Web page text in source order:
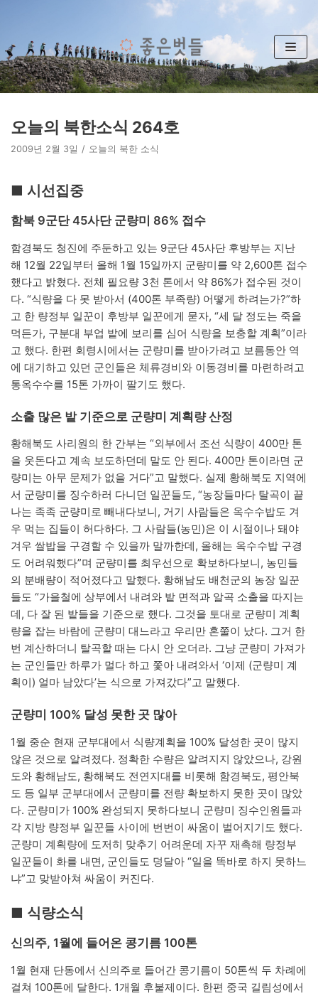
츠
로
건
뛰
기
오늘의 북한소식 264호
2009년 2월 3일 오늘의 북한 소식
■ 시선집중
함북 9군단 45사단 군량미 86% 접수
함경북도 청진에 주둔하고 있는 9군단 45사단 후방부는 지난
해 12월 22일부터 올해 1월 15일까지 군량미를 약 2,600톤 접수
했다고 밝혔다. 전체 필요량 3천 톤에서 약 86%가 접수된 것이
다. “식량을 다 못 받아서 (400톤 부족량) 어떻게 하려는가?”하
고 한 량정부 일꾼이 후방부 일꾼에게 묻자, “세 달 정도는 죽을
먹든가, 구분대 부업 밭에 보리를 심어 식량을 보충할 계획”이라
고 했다. 한편 회령시에서는 군량미를 받아가려고 보름동안 역
에 대기하고 있던 군인들은 체류경비와 이동경비를 마련하려고
통옥수수를 15톤 가까이 팔기도 했다.
소출 많은 밭 기준으로 군량미 계획량 산정
황해북도 사리원의 한 간부는 “외부에서 조선 식량이 400만 톤
을 웃돈다고 계속 보도하던데 말도 안 된다. 400만 톤이라면 군
량미는 아무 문제가 없을 거다”고 말했다. 실제 황해북도 지역에
서 군량미를 징수하러 다니던 일꾼들도, “농장들마다 탈곡이 끝
나는 족족 군량미로 빼내다보니, 거기 사람들은 옥수수밥도 겨
우 먹는 집들이 허다하다. 그 사람들(농민)은 이 시절이나 돼야
겨우 쌀밥을 구경할 수 있을까 말까한데, 올해는 옥수수밥 구경
도 어려워했다”며 군량미를 최우선으로 확보하다보니, 농민들
의 분배량이 적어졌다고 말했다. 황해남도 배천군의 농장 일꾼
들도 “가을철에 상부에서 내려와 밭 면적과 알곡 소출을 따지는
데, 다 잘 된 밭들을 기준으로 했다. 그것을 토대로 군량미 계획
량을 잡는 바람에 군량미 대느라고 우리만 혼쭐이 났다. 그거 한
번 계산하더니 탈곡할 때는 다시 안 오더라. 그냥 군량미 가져가
는 군인들만 하루가 멀다 하고 쫓아 내려와서 ‘이제 (군량미 계
획이) 얼마 남았다’는 식으로 가져갔다”고 말했다.
군량미 100% 달성 못한 곳 많아
1월 중순 현재 군부대에서 식량계획을 100% 달성한 곳이 많지
않은 것으로 알려졌다. 정확한 수량은 알려지지 않았으나, 강원
도와 황해남도, 황해북도 전연지대를 비롯해 함경북도, 평안북
도 등 일부 군부대에서 군량미를 전량 확보하지 못한 곳이 많았
다. 군량미가 100% 완성되지 못하다보니 군량미 징수인원들과
각 지방 량정부 일꾼들 사이에 번번이 싸움이 벌어지기도 했다.
군량미 계획량에 도저히 맞추기 어려운데 자꾸 재촉해 량정부
일꾼들이 화를 내면, 군인들도 덩달아 “일을 똑바로 하지 못하느
냐”고 맞받아쳐 싸움이 커진다.
■ 식량소식
신의주, 1월에 들어온 콩기름 100톤
1월 현재 단동에서 신의주로 들어간 콩기름이 50톤씩 두 차례에
걸쳐 100톤에 달한다. 1개월 후불제이다. 한편 중국 길림성에서